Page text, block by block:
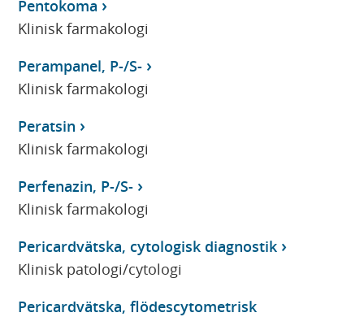
Pentokoma
Klinisk farmakologi
Perampanel, P-/S-
Klinisk farmakologi
Peratsin
Klinisk farmakologi
Perfenazin, P-/S-
Klinisk farmakologi
Pericardvätska, cytologisk diagnostik
Klinisk patologi/cytologi
Pericardvätska, flödescytometrisk